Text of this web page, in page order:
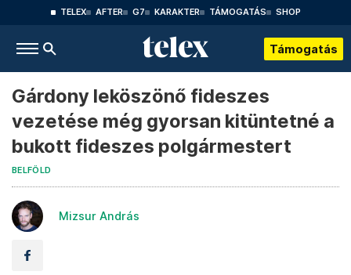
TELEX AFTER G7 KARAKTER TÁMOGATÁS SHOP
Támogatás
Gárdony leköszönő fideszes
vezetése még gyorsan kitüntetné a
bukott fideszes polgármestert
BELFÖLD
Mizsur András